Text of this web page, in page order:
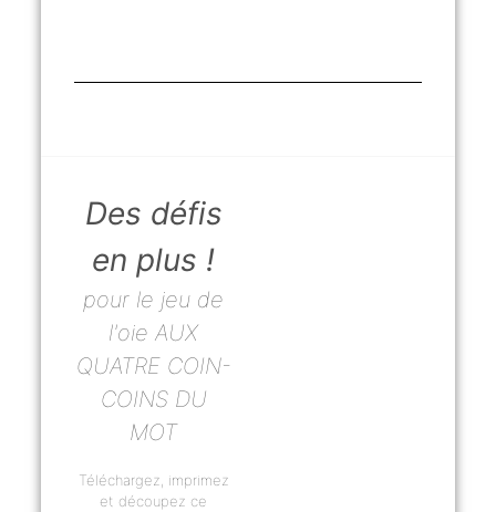
Des défis
en plus !
pour le jeu de
l'oie AUX
QUATRE COIN-
COINS DU
MOT
Téléchargez, imprimez
et découpez ce